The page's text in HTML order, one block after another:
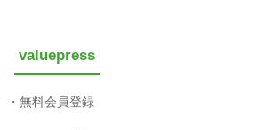
valuepress
無料会員登録